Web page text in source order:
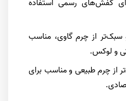
کفش‌های رسمی استفاده
سبک‌تر از چرم گاوی، مناسب
و لوکس.
از چرم طبیعی و مناسب برای